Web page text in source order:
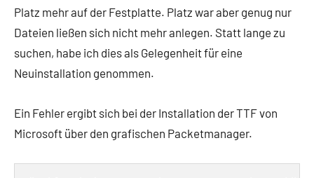
Platz mehr auf der Festplatte. Platz war aber genug nur
Dateien ließen sich nicht mehr anlegen. Statt lange zu
suchen, habe ich dies als Gelegenheit für eine
Neuinstallation genommen.
Ein Fehler ergibt sich bei der Installation der TTF von
Microsoft über den grafischen Packetmanager.